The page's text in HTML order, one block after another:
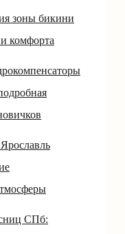
зоны бикини
комфорта
СПб: